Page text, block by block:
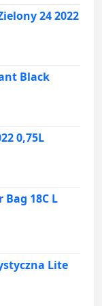
24 2022
Black
0,75L
18C L
Lite